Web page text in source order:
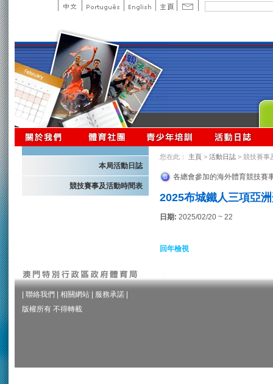
本局活動日誌
競技賽事及活動時間表
您在此： 主頁 > 活動日誌 > 競技賽事
各總會參加的海外體育競技賽
2025布城鐵人三項亞
日期: 2025/02/20 ~ 22
回年檢視
聯絡我們 相關網站 服務承諾
版權所有 不得轉載